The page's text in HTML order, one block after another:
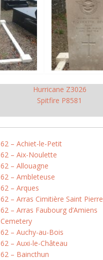
Hurricane Z3026
Spitfire P8581
62 – Achiet-le-Petit
62 – Aix-Noulette
62 – Allouagne
62 – Ambleteuse
62 – Arques
62 – Arras Cimitière Saint Pierre
62 – Arras Faubourg d’Amiens
Cemetery
62 – Auchy-au-Bois
62 – Auxi-le-Château
62 – Baincthun